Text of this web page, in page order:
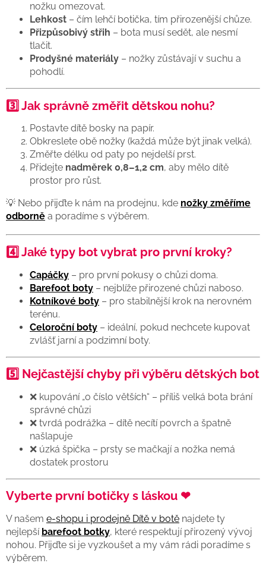
nožku omezovat.
Lehkost – čím lehčí botička, tím přirozenější chůze.
Přizpůsobivý střih – bota musí sedět, ale nesmí
tlačit.
Prodyšné materiály – nožky zůstávají v suchu a
pohodlí.
3️⃣ Jak správně změřit dětskou nohu?
Postavte dítě bosky na papír.
Obkreslete obě nožky (každá může být jinak velká).
Změřte délku od paty po nejdelší prst.
Přidejte nadměrek 0,8–1,2 cm, aby mělo dítě
prostor pro růst.
💡 Nebo přijďte k nám na prodejnu, kde nožky změříme
odborně a poradíme s výběrem.
4️⃣ Jaké typy bot vybrat pro první kroky?
Capáčky – pro první pokusy o chůzi doma.
Barefoot boty – nejblíže přirozené chůzi naboso.
Kotníkové boty – pro stabilnější krok na nerovném
terénu.
Celoroční boty – ideální, pokud nechcete kupovat
zvlášť jarní a podzimní boty.
5️⃣ Nejčastější chyby při výběru dětských bot
❌ kupování „o číslo větších“ – příliš velká bota brání
správné chůzi
❌ tvrdá podrážka – dítě necítí povrch a špatně
našlapuje
❌ úzká špička – prsty se mačkají a nožka nemá
dostatek prostoru
Vyberte první botičky s láskou ❤
V našem e-shopu i prodejně Dítě v botě najdete ty
nejlepší barefoot botky, které respektují přirozený vývoj
nohou. Přijďte si je vyzkoušet a my vám rádi poradíme s
výběrem.